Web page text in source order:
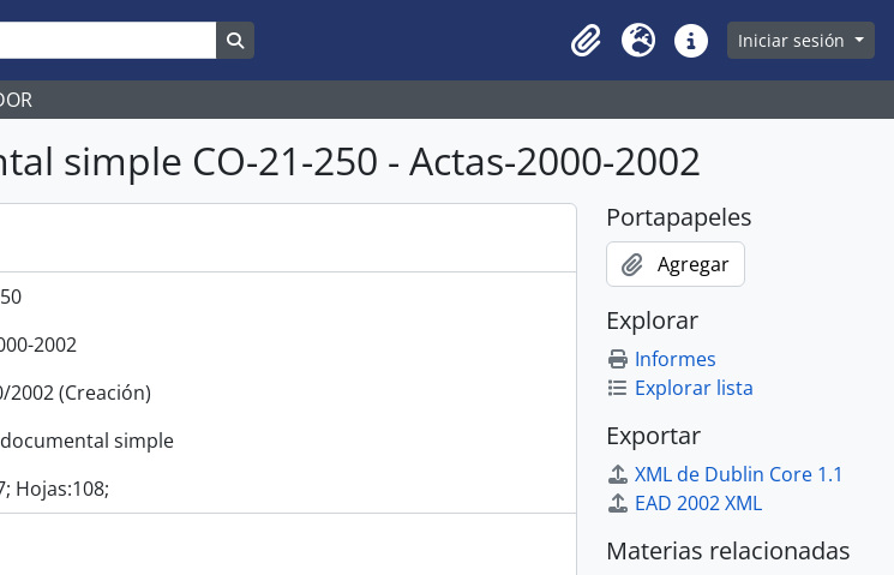
Clipboard
Idioma Enlaces rápidos
Iniciar sesión
simple CO-21-250 - Actas-2000-2002
2002
2002 (Creación)
simple
Hojas:108;
Portapapeles
Agregar
Explorar
Informes
Explorar lista
Exportar
XML de Dublin Core 1.1
EAD 2002 XML
Materias relacionadas